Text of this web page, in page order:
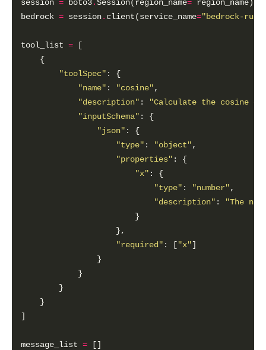
session = boto3.Session(region_name=
bedrock = session. client(service_name="bedrock-
tool_list =
"toolSpec"
"name" : "cosine"
"description" :
"Calculate the cosine
"inputSchema"
"json"
"type" : "object"
"properties"
"x"
"type" : "number"
"description" :
"The
"required" : ["x"
message_list =